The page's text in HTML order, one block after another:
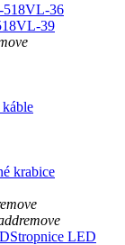
36
39
krabice
remove
Stropnice LED